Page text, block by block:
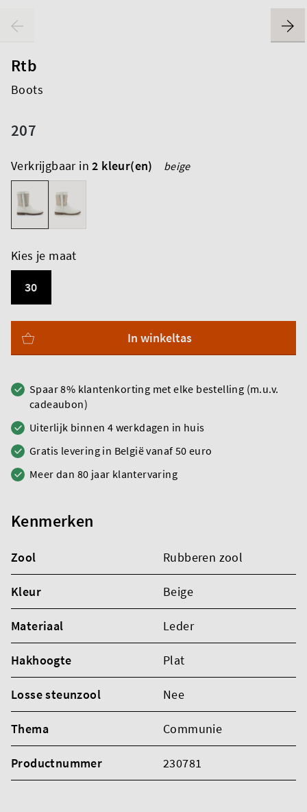
Rtb
Boots
207
Verkrijgbaar in2 kleur(en) beige
Kies je maat
30
In winkeltas
Spaar 8% klantenkorting met elke bestelling (m.u.v.
cadeaubon)
Uiterlijk binnen 4 werkdagen in huis
Gratis levering in België vanaf 50 euro
Meer dan 80 jaar klantervaring
Kenmerken
Zool Rubberen zool
Kleur Beige
Materiaal Leder
Hakhoogte Plat
Losse steunzool Nee
Thema Communie
Productnummer 230781